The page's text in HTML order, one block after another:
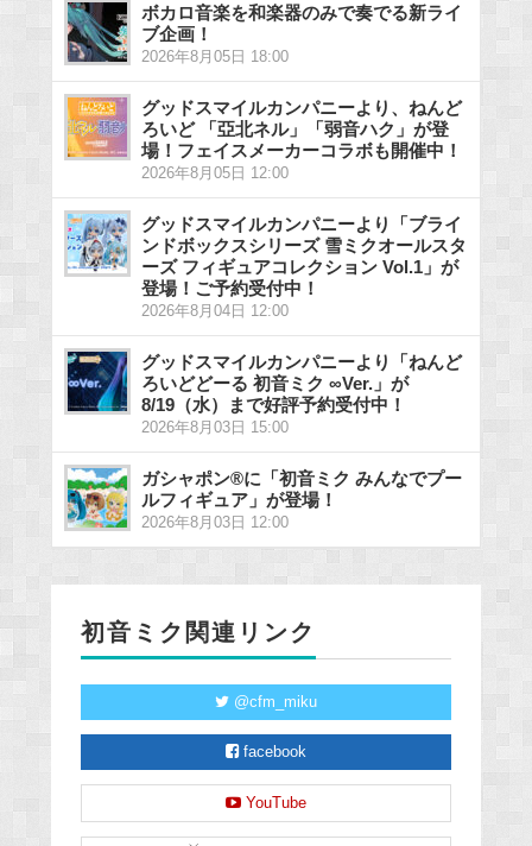
ボカロ音楽を和楽器のみで奏でる新ライ
ブ企画！
2026年8月05日 18:00
グッドスマイルカンパニーより、ねんど
ろいど 「亞北ネル」「弱音ハク」が登
場！フェイスメーカーコラボも開催中！
2026年8月05日 12:00
グッドスマイルカンパニーより「ブライ
ンドボックスシリーズ 雪ミクオールスタ
ーズ フィギュアコレクション Vol.1」が
登場！ご予約受付中！
2026年8月04日 12:00
グッドスマイルカンパニーより「ねんど
ろいどどーる 初音ミク ∞Ver.」が
8/19（水）まで好評予約受付中！
2026年8月03日 15:00
ガシャポン®に「初音ミク みんなでプー
ルフィギュア」が登場！
2026年8月03日 12:00
初音ミク関連リンク
@cfm_miku
facebook
YouTube